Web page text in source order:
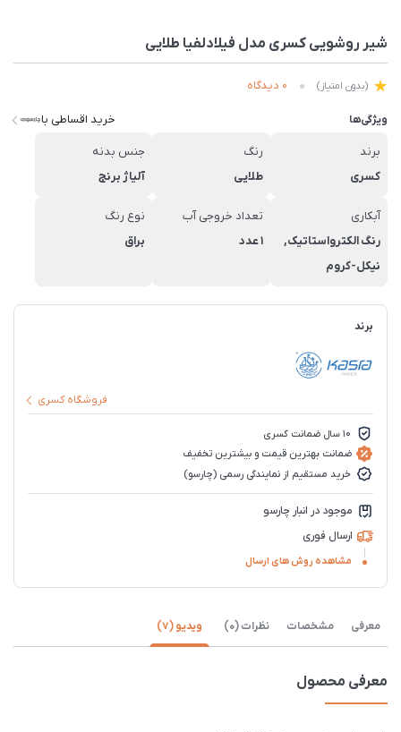
شیر روشویی کسری مدل فیلادلفیا طلایی
(بدون امتیاز) 0 دیدگاه
ویژگی‌ها خرید اقساطی با
برند
کسری
رنگ
طلایی
جنس بدنه
آلیاژ برنج
آبکاری
رنگ الکترواستاتیک,
نیکل-کروم
تعداد خروجی آب
1 عدد
نوع رنگ
براق
برند
فروشگاه کسری
10 سال ضمانت کسری
ضمانت بهترین قیمت و بیشترین تخفیف
خرید مستقیم از نمایندگی رسمی (چارسو)
موجود در انبار چارسو
ارسال فوری
مشاهده روش های ارسال
معرفی مشخصات نظرات (0) ویدیو (7)
معرفی محصول